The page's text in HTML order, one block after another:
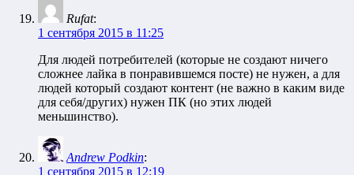
Rufat:
1 сентября 2015 в 11:25
Для людей потребителей (которые не создают ничего
сложнее лайка в понравившемся посте) не нужен, а для
людей который создают контент (не важно в каким виде
для себя/других) нужен ПК (но этих людей
меньшинство).
Andrew Podkin:
1 сентября 2015 в 12:19